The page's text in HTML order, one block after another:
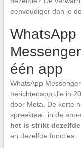
eenvoudiger dan je
WhatsApp
één app
WhatsApp
berichtenapp die in
door Meta. De korte
spreektaal, in de
het is strikt
en dezelfde functies.